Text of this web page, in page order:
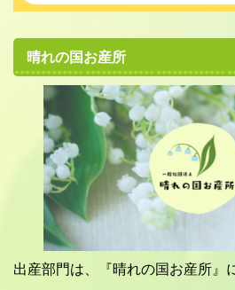
晴れの国お産所
出産部門は、『晴れの国お産所』